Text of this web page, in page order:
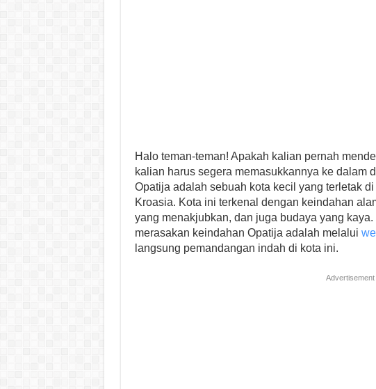
Halo teman-teman! Apakah kalian pernah
kalian harus segera memasukkannya ke dalam
Opatija adalah sebuah kota kecil yang terletak
Kroasia. Kota ini terkenal dengan keindahan
yang menakjubkan, dan juga budaya yang
merasakan keindahan Opatija adalah melalui
langsung pemandangan indah di kota ini.
Advertisement